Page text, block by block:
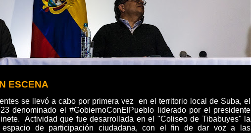
ESCENA
se llevó a cabo por primera vez en el territorio local de Suba, el
denominado el #GobiernoConElPueblo liderado por el presidente
Actividad que fue desarrollada en el "Coliseo de Tibabuyes" la
de participación ciudadana, con el fin de dar voz a las